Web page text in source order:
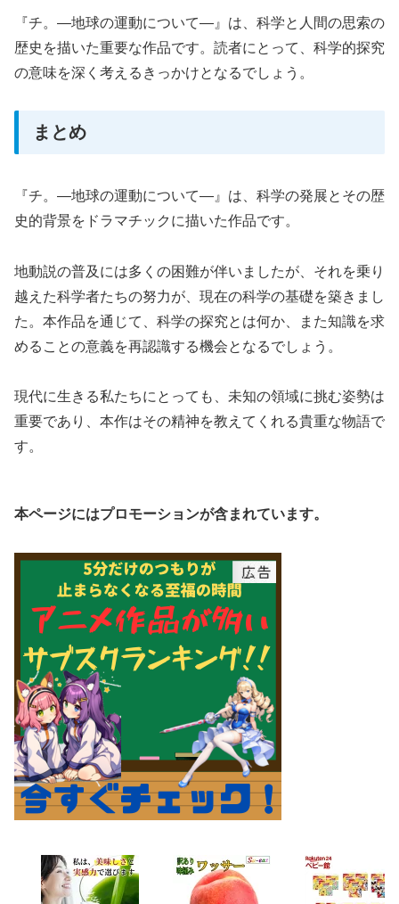
『チ。―地球の運動について―』は、科学と人間の思索の
歴史を描いた重要な作品です。読者にとって、科学的探究
の意味を深く考えるきっかけとなるでしょう。
まとめ
『チ。―地球の運動について―』は、科学の発展とその歴
史的背景をドラマチックに描いた作品です。
地動説の普及には多くの困難が伴いましたが、それを乗り
越えた科学者たちの努力が、現在の科学の基礎を築きまし
た。本作品を通じて、科学の探究とは何か、また知識を求
めることの意義を再認識する機会となるでしょう。
現代に生きる私たちにとっても、未知の領域に挑む姿勢は
重要であり、本作はその精神を教えてくれる貴重な物語で
す。
本ページにはプロモーションが含まれています。